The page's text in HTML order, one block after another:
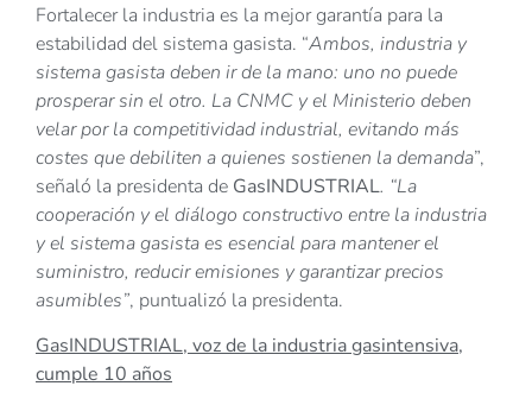
Fortalecer la industria es la mejor garantía para la
estabilidad del sistema gasista. “Ambos, industria y
sistema gasista deben ir de la mano: uno no puede
prosperar sin el otro. La CNMC y el Ministerio deben
velar por la competitividad industrial, evitando más
costes que debiliten a quienes sostienen la demanda”,
señaló la presidenta de GasINDUSTRIAL. “La
cooperación y el diálogo constructivo entre la industria
y el sistema gasista es esencial para mantener el
suministro, reducir emisiones y garantizar precios
asumibles”, puntualizó la presidenta.
GasINDUSTRIAL, voz de la industria gasintensiva,
cumple 10 años